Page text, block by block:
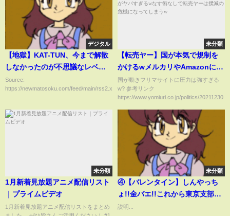
デジタル
【地獄】KAT-TUN、今まで解散
しなかったのが不思議なレベル
でヤバかった
Source:
https://newmatosoku.com/feed/main/rss2.xml...
未分類
【転売ヤー】国が本気で規制を
かけるwメルカリやAmazonに直
接圧力をかけるその対策がヤバ
すぎるwなす術なしで転売ヤーは
撲滅の危機になってしまうw
国が動きフリマサイトに圧力は強すぎる
w? 参考リンク
https://www.yomiuri.co.jp/politics/20211230...
未分類
1月新着見放題アニメ配信リスト
｜プライムビデオ
1月新着見放題アニメ配信リストをまとめ
未分類
④【バレンタイン】しんやっち
ょ!!金バエ!!これから東京支部へ
向かいます・・・
説明...